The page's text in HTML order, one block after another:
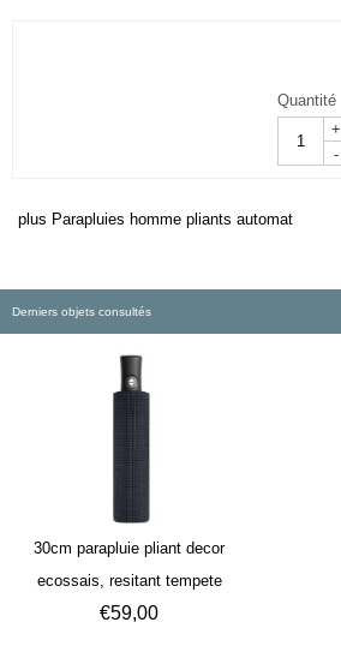
Quantité
+
-
plus Parapluies homme pliants automat
Derniers objets consultés
30cm parapluie pliant decor
ecossais, resitant tempete
€59,00